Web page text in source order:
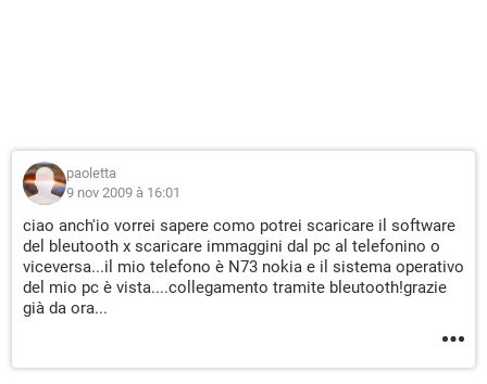
paoletta
9 nov 2009 à 16:01
ciao anch'io vorrei sapere como potrei scaricare il software
del bleutooth x scaricare immaggini dal pc al telefonino o
viceversa...il mio telefono è N73 nokia e il sistema operativo
del mio pc è vista....collegamento tramite bleutooth!grazie
già da ora...